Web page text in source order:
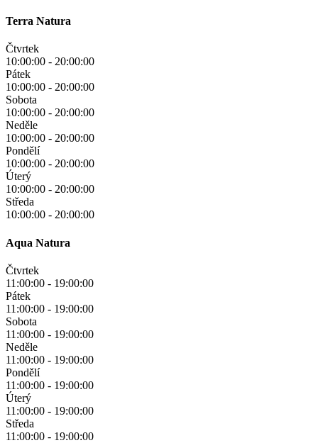
Terra Natura
Čtvrtek
10:00:00 - 20:00:00
Pátek
10:00:00 - 20:00:00
Sobota
10:00:00 - 20:00:00
Neděle
10:00:00 - 20:00:00
Pondělí
10:00:00 - 20:00:00
Úterý
10:00:00 - 20:00:00
Středa
10:00:00 - 20:00:00
Aqua Natura
Čtvrtek
11:00:00 - 19:00:00
Pátek
11:00:00 - 19:00:00
Sobota
11:00:00 - 19:00:00
Neděle
11:00:00 - 19:00:00
Pondělí
11:00:00 - 19:00:00
Úterý
11:00:00 - 19:00:00
Středa
11:00:00 - 19:00:00